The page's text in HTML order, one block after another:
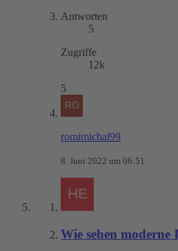
Antworten
5
Zugriffe
12k
5
romimichal99
8. Juni 2022 um 06:51
Wie sehen moderne